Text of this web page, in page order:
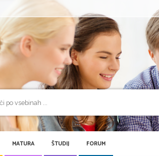
MATURA ŠTUDIJ FORUM